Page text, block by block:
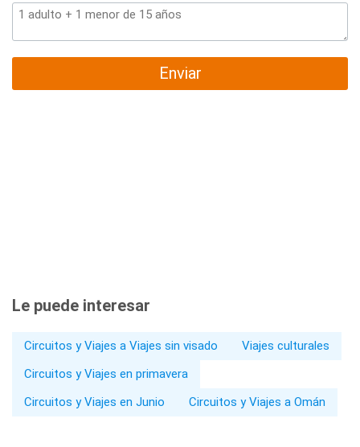
Enviar
Le puede interesar
Circuitos y Viajes a Viajes sin visado
Viajes culturales
Circuitos y Viajes en primavera
Circuitos y Viajes en Junio
Circuitos y Viajes a Omán